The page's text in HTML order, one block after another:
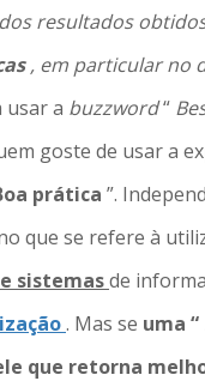
resultados
, em particular no
usar a buzzword“
goste de usar a
prática ”.
que se refere à
sistemasde
. Mas se uma “
que retorna